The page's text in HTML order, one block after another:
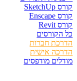
קורס SketchUp
קורס Enscape
קורס Revit
כל הקורסים
הדרכת חברות
הדרכה אישית
מודלים מודפסים